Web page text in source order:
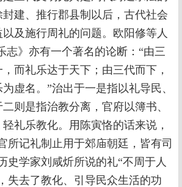
建、推行郡县制以后，古代社会
及施行周礼的问题。欧阳修等人
志》亦有一个著名的论断：“由三
而礼乐达于天下；由三代而下，
虚名。”治出于一是指以礼导民、
则是指治教分离，官府以簿书、
礼乐教化。用陈寅恪的话来说，
所记礼制止用于郊庙朝廷，皆有司
史学家刘咸炘所说的礼“不周于人
失去了教化、引导民众生活的功